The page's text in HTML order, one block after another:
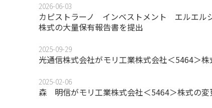
2026-06-03
カピストラーノ インベストメント エルエル
株式の大量保有報告書を提出
2025-09-29
光通信株式会社がモリ工業株式会社＜5464＞
2025-02-06
森 明信がモリ工業株式会社＜5464＞株式の変